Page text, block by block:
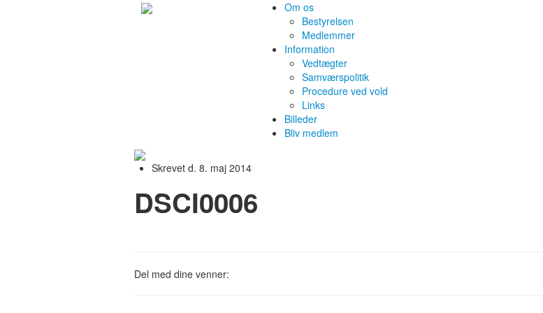
Om os
Bestyrelsen
Medlemmer
Information
Vedtægter
Samværspolitik
Procedure ved vold
Links
Billeder
Bliv medlem
Skrevet d. 8. maj 2014
DSCI0006
Del med dine venner: